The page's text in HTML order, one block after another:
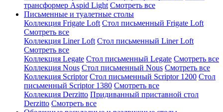
трансформер Aspid Light Смотреть все
Письменные и туалетные столы
Коллекция Frigate Loft Стол письменный Frigate Loft
Смотреть все
Коллекция Liner Loft Стол письменный Liner Loft
Смотреть все
Коллекция Legate Стол письменный Legate Смотреть все
Коллекция Nous Стол письменный Nous Смотреть все
Коллекция Scriptor Стол письменный Scriptor 1200 Стол
письменный Scriptor 1380 Смотреть все
Коллекция Derzitto Придиванный приставной стол
Derzitto Смотреть все